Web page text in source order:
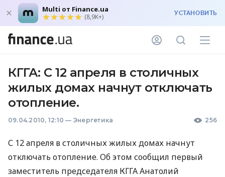
Multi от Finance.ua
(8,9K+) УСТАНОВИТЬ
КГГА: С 12 апреля в столичных
жилых домах начнут отключать
отопление.
09.04.2010, 12:10 — Энергетика 256
С 12 апреля в столичных жилых домах начнут
отключать отопление. Об этом сообщил первый
заместитель председателя КГГА Анатолий